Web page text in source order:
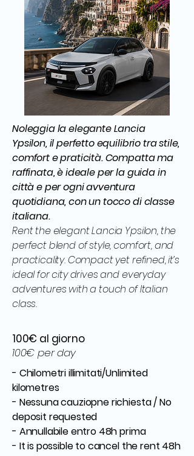
Noleggia la elegante Lancia
Ypsilon, il perfetto equilibrio tra stile,
comfort e praticità. Compatta ma
raffinata, è ideale per la guida in
città e per ogni avventura
quotidiana, con un tocco di classe
italiana.
Rent the elegant Lancia Ypsilon, the
perfect blend of style, comfort, and
practicality. Compact yet refined, it’s
ideal for city drives and everyday
adventures with a touch of Italian
class.
100€ al giorno
100€ per day
- Chilometri illimitati/Unlimited
kilometres
- Nessuna cauziopne richiesta / No
deposit requested
- Annullabile entro 48h prima
- It is possible to cancel the rent 48h